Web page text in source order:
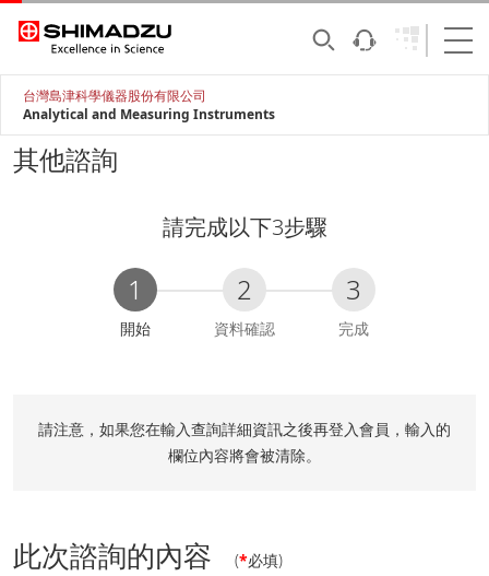
台灣島津科學儀器股份有限公司
Analytical and Measuring Instruments
其他諮詢
請完成以下3步驟
1
C
e
n
開始
2
資料確認
3
完成
請注意，如果您在輸入查詢詳細資訊之後再登入會員，輸入的
欄位內容將會被清除。
此次諮詢的內容 (*必填)